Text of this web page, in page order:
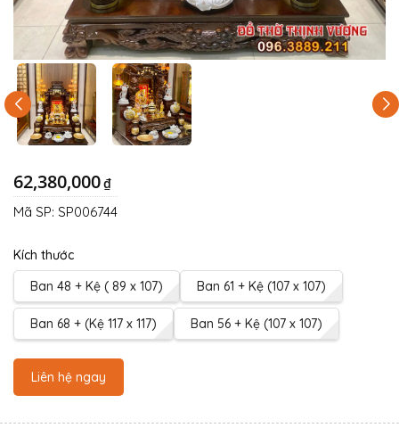
62,380,000₫
Kích thước
Ban 48 + Kệ ( 89 x 107)
Ban 61 + Kệ (107 x 107)
Ban 68 + (Kệ 117 x 117) Ban 56 + Kệ (107 x 107)
Liên hệ ngay
Mã SP: SP006744